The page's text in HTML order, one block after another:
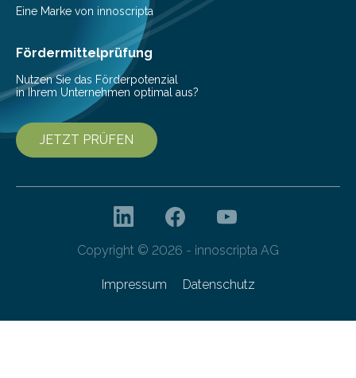
Gesundheitsforschung unter der Leitung von Prof. Dr.
Yvonne Mast am Leibniz-Institut DSMZ-Deutsche
Sammlung von Mikroorganismen…
Eine Marke von innoscripta
Fördermittelprüfung
Nutzen Sie das Förderpotenzial
in Ihrem Unternehmen optimal aus?
JETZT PRÜFEN
Copyright © 2026 - innoscripta AG
Impressum Datenschutz